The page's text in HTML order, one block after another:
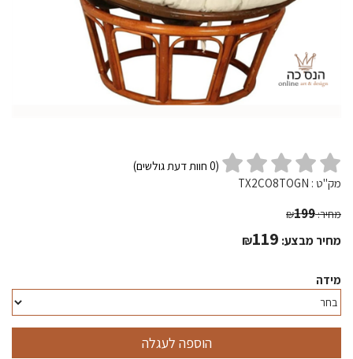
(
0 חוות דעת גולשים)
מק"ט : TX2CO8TOGN
מחיר: ₪199
מחיר מבצע: ₪119
מידה